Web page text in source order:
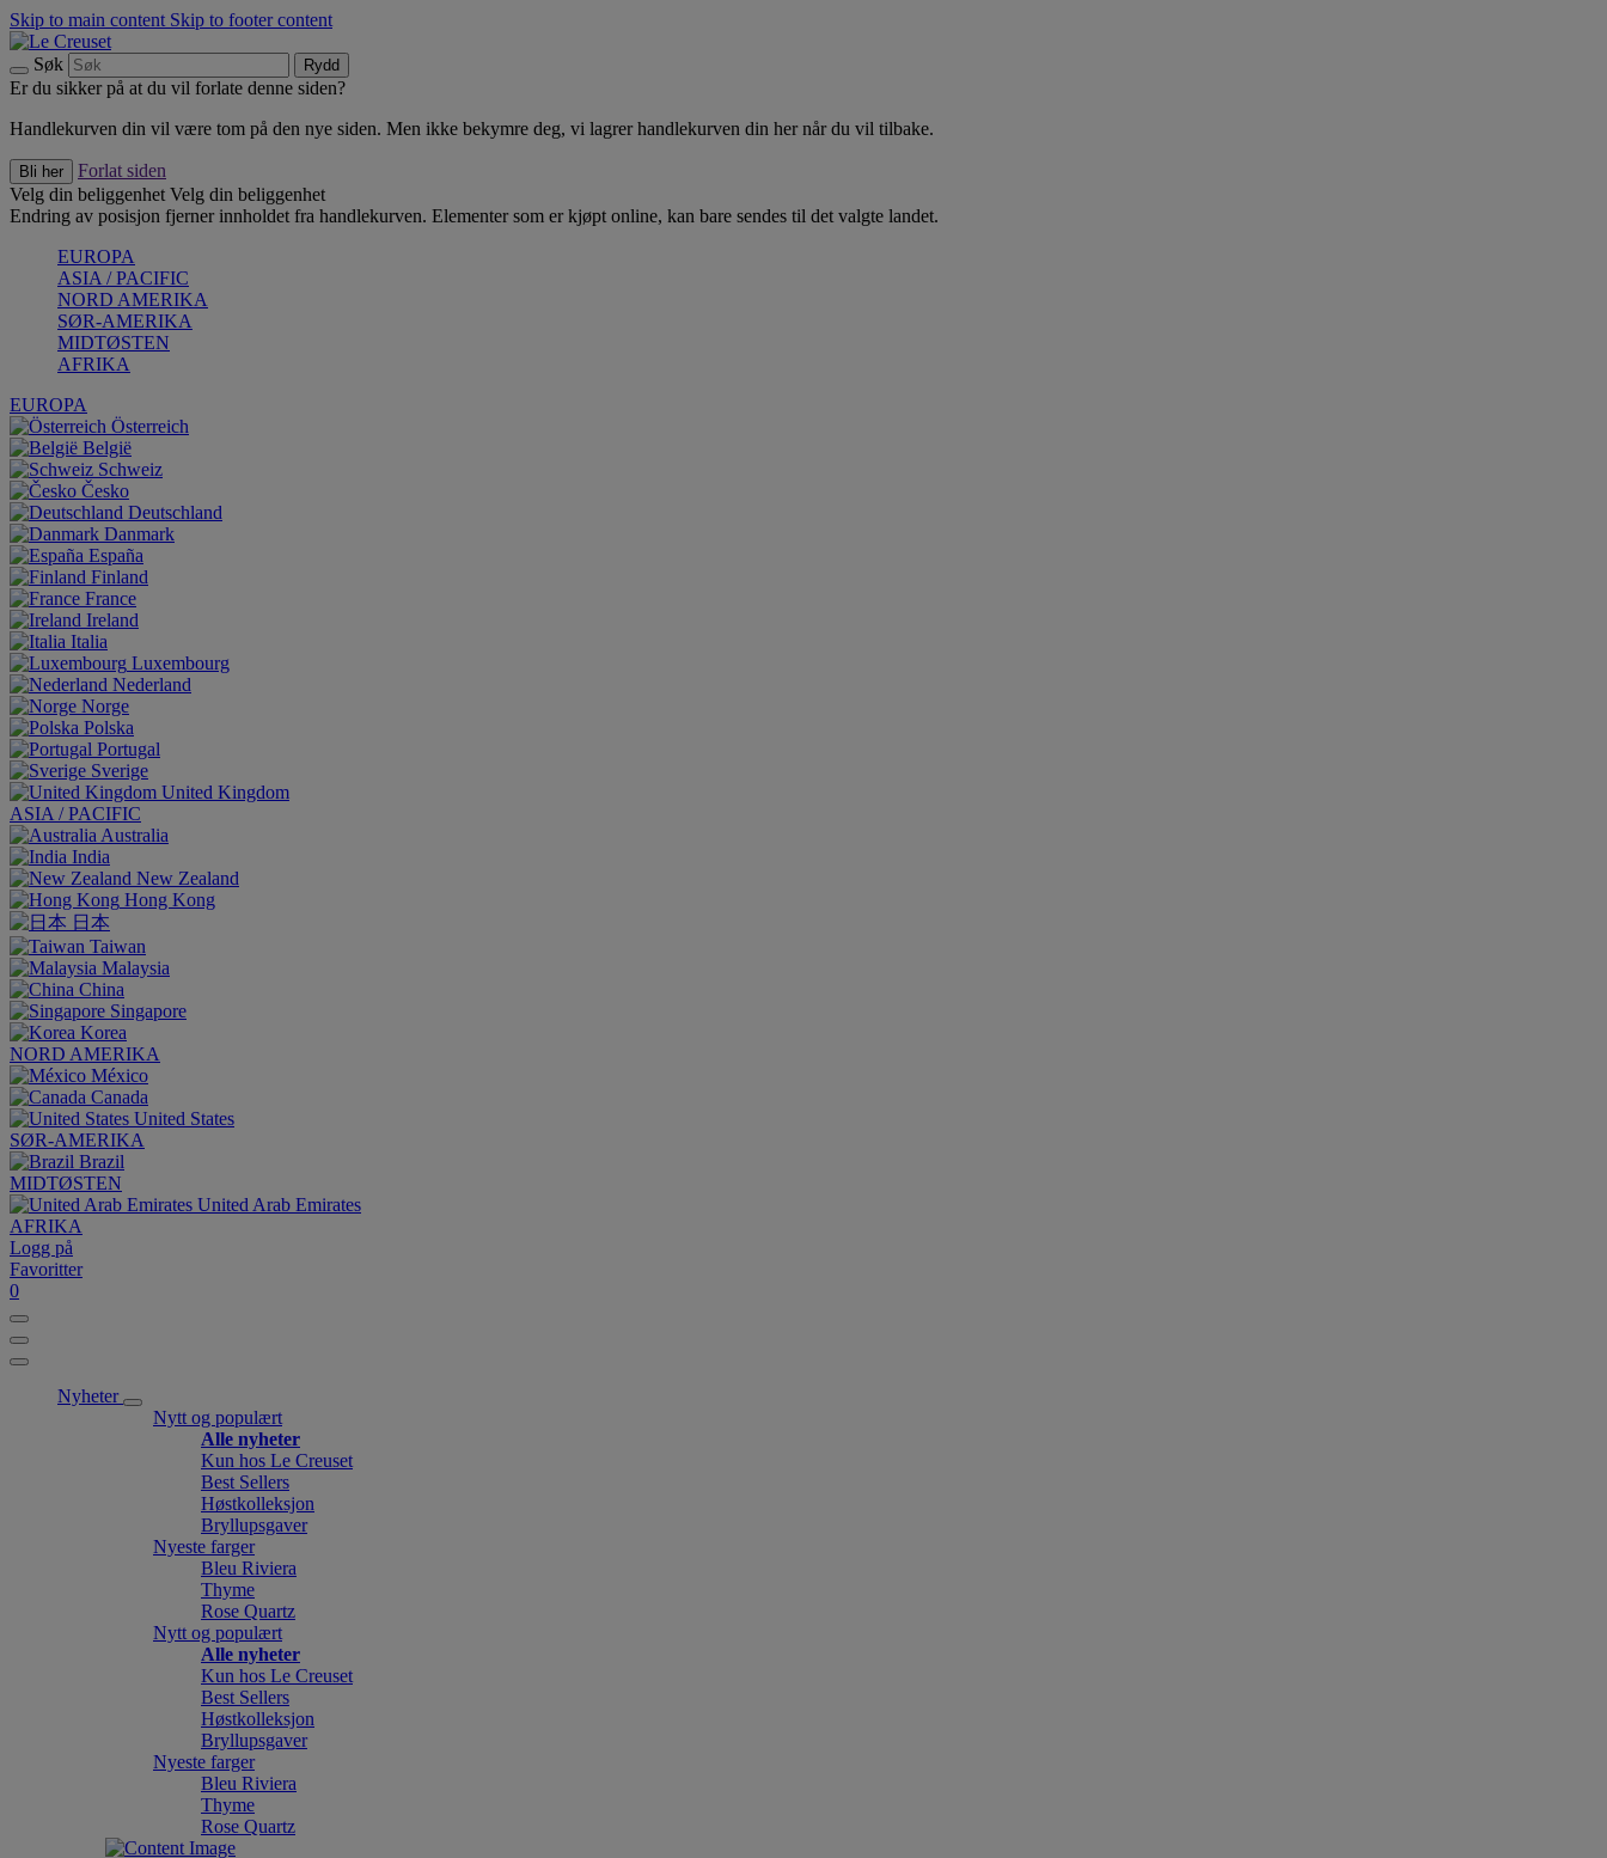
Skip to main content Skip to footer content
Søk Rydd
Er du sikker på at du vil forlate denne siden?
Handlekurven din vil være tom på den nye siden. Men ikke bekymre deg, vi lagrer handlekurven din her når du vil tilbake.
Bli her
Forlat siden
Velg din beliggenhet Velg din beliggenhet
Endring av posisjon fjerner innholdet fra handlekurven. Elementer som er kjøpt online, kan bare sendes til det valgte landet.
EUROPA
ASIA / PACIFIC
NORD AMERIKA
SØR-AMERIKA
MIDTØSTEN
AFRIKA
EUROPA
Österreich
België
Schweiz
Česko
Deutschland
Danmark
España
Finland
France
Ireland
Italia
Luxembourg
Nederland
Norge
Polska
Portugal
Sverige
United Kingdom
ASIA / PACIFIC
Australia
India
New Zealand
Hong Kong
日本
Taiwan
Malaysia
China
Singapore
Korea
NORD AMERIKA
México
Canada
United States
SØR-AMERIKA
Brazil
MIDTØSTEN
United Arab Emirates
AFRIKA
Logg på
Favoritter
0
Nyheter
Nytt og populært
Alle nyheter
Kun hos Le Creuset
Best Sellers
Høstkolleksjon
Bryllupsgaver
Nyeste farger
Bleu Riviera
Thyme
Rose Quartz
Nytt og populært
Alle nyheter
Kun hos Le Creuset
Best Sellers
Høstkolleksjon
Bryllupsgaver
Nyeste farger
Bleu Riviera
Thyme
Rose Quartz